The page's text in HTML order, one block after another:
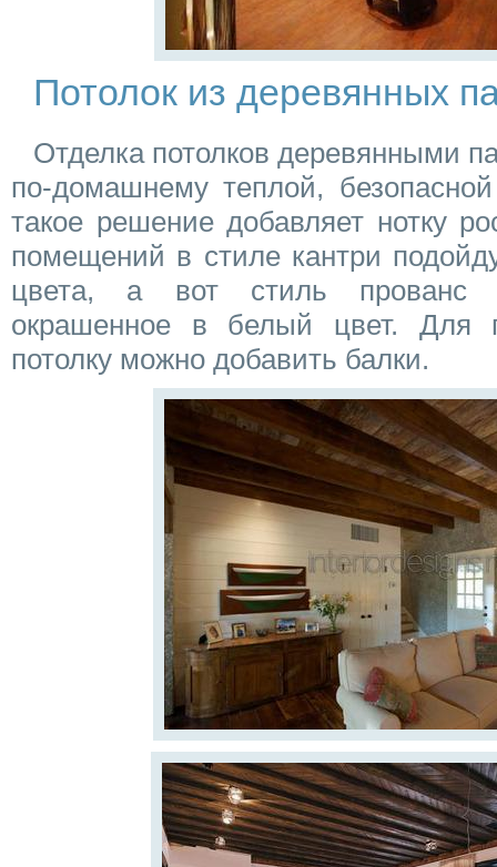
Потолок из деревянных
Отделка потолков деревянными
по-домашнему теплой,
такое решение добавляет нотку
помещений в стиле кантри
цвета, а вот стиль прованс
окрашенное в белый цвет. Для
потолку можно добавить балки.